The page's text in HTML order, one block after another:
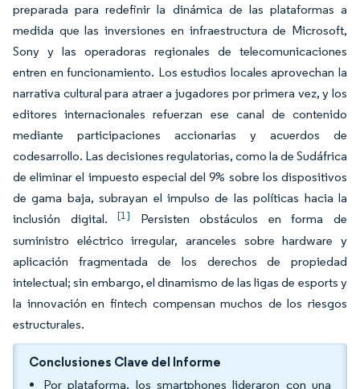
preparada para redefinir la dinámica de las plataformas a
medida que las inversiones en infraestructura de Microsoft,
Sony y las operadoras regionales de telecomunicaciones
entren en funcionamiento. Los estudios locales aprovechan la
narrativa cultural para atraer a jugadores por primera vez, y los
editores internacionales refuerzan ese canal de contenido
mediante participaciones accionarias y acuerdos de
codesarrollo. Las decisiones regulatorias, como la de Sudáfrica
de eliminar el impuesto especial del 9% sobre los dispositivos
de gama baja, subrayan el impulso de las políticas hacia la
inclusión digital.[1]
Persisten obstáculos en forma de
suministro eléctrico irregular, aranceles sobre hardware y
aplicación fragmentada de los derechos de propiedad
intelectual; sin embargo, el dinamismo de las ligas de esports y
la innovación en fintech compensan muchos de los riesgos
estructurales.
Conclusiones Clave del Informe
Por plataforma, los smartphones lideraron con una